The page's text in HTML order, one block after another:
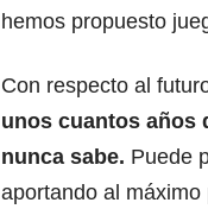
hemos propuesto
Con respecto al
unos cuantos años
nunca sabe. Puede
aportando al